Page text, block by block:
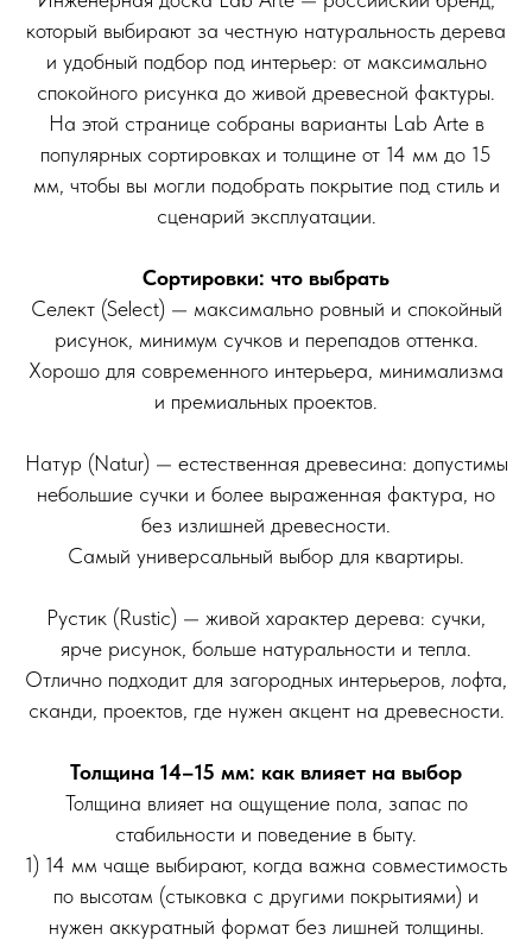
который выбирают за честную натуральность дерева
и удобный подбор под интерьер: от максимально
спокойного рисунка до живой древесной фактуры.
На этой странице собраны варианты Lab Arte в
популярных сортировках и толщине от 14 мм до 15
мм, чтобы вы могли подобрать покрытие под стиль и
сценарий эксплуатации.
Сортировки: что выбрать
Селект (Select) — максимально ровный и спокойный
рисунок, минимум сучков и перепадов оттенка.
Хорошо для современного интерьера, минимализма
и премиальных проектов.
Натур (Natur) — естественная древесина: допустимы
небольшие сучки и более выраженная фактура, но
без излишней древесности.
Самый универсальный выбор для квартиры.
Рустик (Rustic) — живой характер дерева: сучки,
ярче рисунок, больше натуральности и тепла.
Отлично подходит для загородных интерьеров, лофта,
сканди, проектов, где нужен акцент на древесности.
Толщина 14–15 мм: как влияет на выбор
Толщина влияет на ощущение пола, запас по
стабильности и поведение в быту.
1) 14 мм чаще выбирают, когда важна совместимость
по высотам (стыковка с другими покрытиями) и
нужен аккуратный формат без лишней толщины.